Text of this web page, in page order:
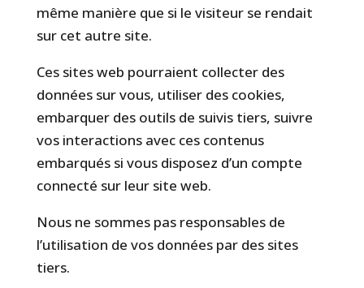
même manière que si le visiteur se rendait
sur cet autre site.
Ces sites web pourraient collecter des
données sur vous, utiliser des cookies,
embarquer des outils de suivis tiers, suivre
vos interactions avec ces contenus
embarqués si vous disposez d’un compte
connecté sur leur site web.
Nous ne sommes pas responsables de
l’utilisation de vos données par des sites
tiers.